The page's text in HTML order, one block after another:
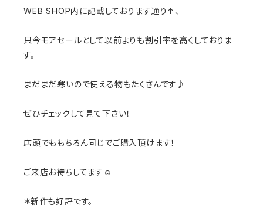
WEB SHOP内に記載しております通り↑、
只今モアセールとして以前よりも割引率を高くしておりま
す。
まだまだ寒いので使える物もたくさんです♪
ぜひチェックして見て下さい！
店頭でももちろん同じでご購入頂けます！
ご来店お待ちしてます☺️
＊新作も好評です。